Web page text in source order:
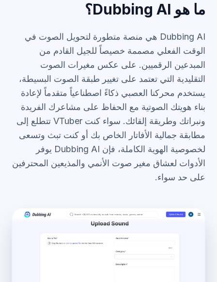
ما هو Dubbing AI؟
Dubbing AI هي منصة متطورة لتحويل الصوت في
الوقت الفعلي مصممة خصيصاً للجيل القادم من
المبدعين الرقميين. على عكس مغيرات الصوت
التقليدية التي تعتمد على تغيير طبقة الصوت البسيطة،
يستخدم محركنا العصبي ذكاءً اصطناعياً متقدماً لإعادة
بناء هويتك الصوتية مع الحفاظ على مشاعرك الفريدة
ونبراتك وطريقة إلقائك. سواء كنت VTuber تتطلع إلى
مطابقة جمالية الأفاتار الخاص بك أو كنت تبث وتسعى
لخصوصية الهوية الكاملة، فإن Dubbing AI يوفر
الأدوات لعشاق مغير صوت الأنمي والمذيعين المحترفين
على حد سواء.